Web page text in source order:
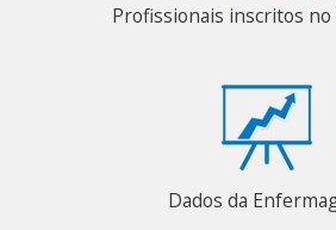
Profissionais inscritos no
Dados da